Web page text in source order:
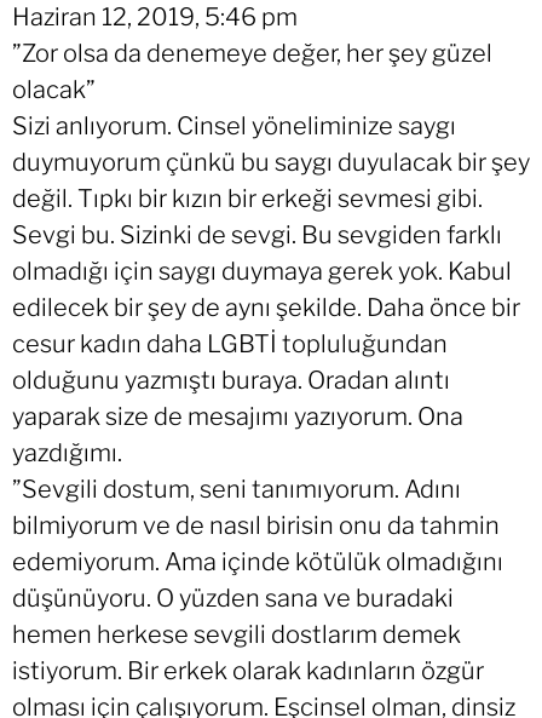
Haziran 12, 2019, 5:46 pm
”Zor olsa da denemeye değer, her şey güzel
olacak”
Sizi anlıyorum. Cinsel yöneliminize saygı
duymuyorum çünkü bu saygı duyulacak bir şey
değil. Tıpkı bir kızın bir erkeği sevmesi gibi.
Sevgi bu. Sizinki de sevgi. Bu sevgiden farklı
olmadığı için saygı duymaya gerek yok. Kabul
edilecek bir şey de aynı şekilde. Daha önce bir
cesur kadın daha LGBTİ topluluğundan
olduğunu yazmıştı buraya. Oradan alıntı
yaparak size de mesajımı yazıyorum. Ona
yazdığımı.
”Sevgili dostum, seni tanımıyorum. Adını
bilmiyorum ve de nasıl birisin onu da tahmin
edemiyorum. Ama içinde kötülük olmadığını
düşünüyoru. O yüzden sana ve buradaki
hemen herkese sevgili dostlarım demek
istiyorum. Bir erkek olarak kadınların özgür
olması için çalışıyorum. Eşcinsel olman, dinsiz